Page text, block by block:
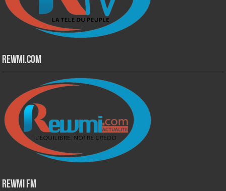
Rewmi.Com
Rewmi Fm